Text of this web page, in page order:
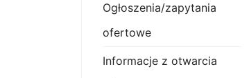
Ogłoszenia/zapytania
ofertowe
Informacje z otwarcia